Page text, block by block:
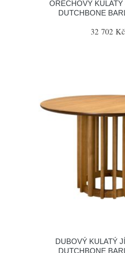
OŘECHOVÝ
DUTCHBONE
32 702 Kč
DUBOVÝ KULATÝ
DUTCHBONE